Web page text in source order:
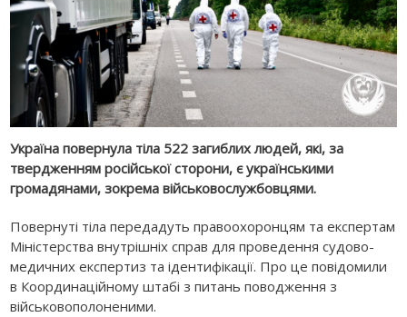
Україна повернула тіла 522 загиблих людей, які, за
твердженням російської сторони, є українськими
громадянами, зокрема військовослужбовцями.
Повернуті тіла передадуть правоохоронцям та експертам
Міністерства внутрішніх справ для проведення судово-
медичних експертиз та ідентифікації. Про це повідомили
в Координаційному штабі з питань поводження з
військовополоненими.